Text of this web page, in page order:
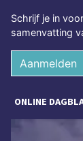
Schrijf je in
samenvatting
Aanmelden
ONLINE